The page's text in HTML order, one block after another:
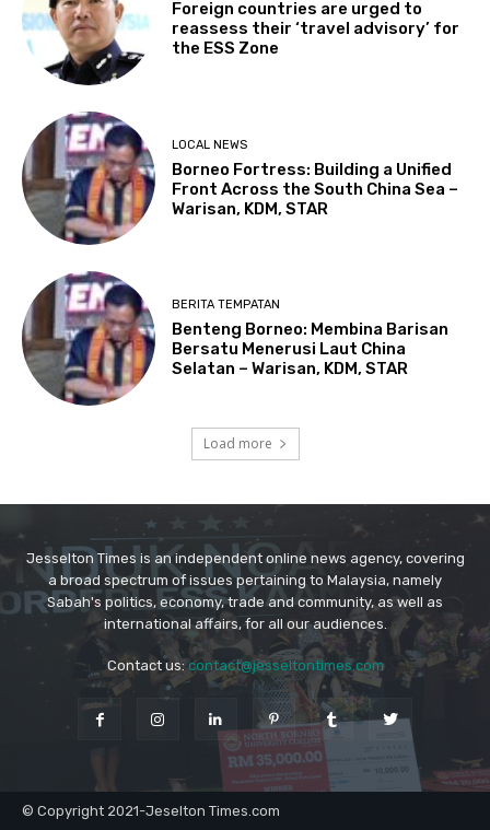
Jesselton Times is an independent online news agency, covering
a broad spectrum of issues pertaining to Malaysia, namely
Sabah's politics, economy, trade and community, as well as
international affairs, for all our audiences.
Contact us:contact@jesseltontimes.com
© Copyright 2021-Jeselton Times.com